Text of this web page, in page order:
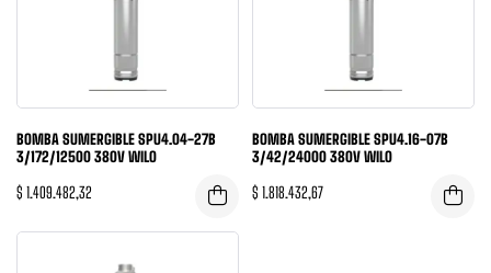
BOMBA SUMERGIBLE SPU4.04-27B
3/172/12500 380V WILO
$ 1.409.482,32
BOMBA SUMERGIBLE SPU4.16-07B
3/42/24000 380V WILO
$ 1.818.432,67